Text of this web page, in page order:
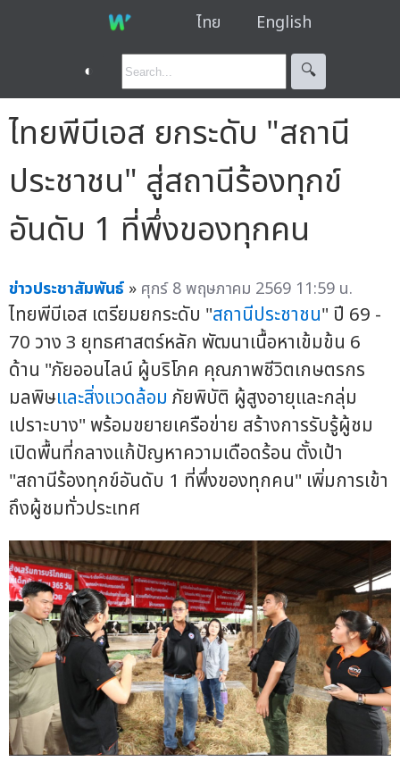
ไทย English
◐ 🔍︎
ไทยพีบีเอส ยกระดับ "สถานี
ประชาชน" สู่สถานีร้องทุกข์
อันดับ 1 ที่พึ่งของทุกคน
ข่าวประชาสัมพันธ์ » ศุกร์ 8 พฤษภาคม 2569 11:59 น.
ไทยพีบีเอส เตรียมยกระดับ "สถานีประชาชน" ปี 69 -
70 วาง 3 ยุทธศาสตร์หลัก พัฒนาเนื้อหาเข้มข้น 6
ด้าน "ภัยออนไลน์ ผู้บริโภค คุณภาพชีวิตเกษตรกร
มลพิษและสิ่งแวดล้อม ภัยพิบัติ ผู้สูงอายุและกลุ่ม
เปราะบาง" พร้อมขยายเครือข่าย สร้างการรับรู้ผู้ชม
เปิดพื้นที่กลางแก้ปัญหาความเดือดร้อน ตั้งเป้า
"สถานีร้องทุกข์อันดับ 1 ที่พึ่งของทุกคน" เพิ่มการเข้า
ถึงผู้ชมทั่วประเทศ